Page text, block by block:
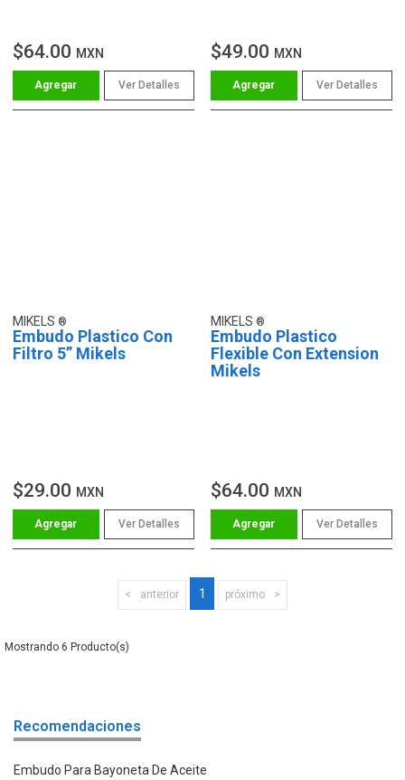
$64.00 MXN
Ver Detalles
$49.00 MXN
Ver Detalles
MIKELS
Embudo Plastico Con
Filtro 5” Mikels
$29.00 MXN
Ver Detalles
MIKELS
Embudo Plastico
Flexible Con Extension
Mikels
$64.00 MXN
Ver Detalles
anterior 1 próximo
6
Recomendaciones
Embudo Para Bayoneta De Aceite